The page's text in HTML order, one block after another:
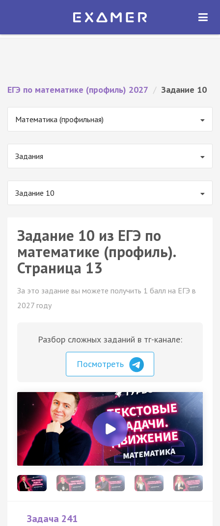
Экзамер — ЕГЭ 2027
ОТКРЫТЬ
ЕГЭ по математике (профиль) 2027 / Задание 10
Математика (профильная)
Задания
Задание 10
Задание 10 из ЕГЭ по
математике (профиль).
Страница 13
За это задание вы можете получить 1 балл на ЕГЭ в
2027 году
Разбор сложных заданий в тг-канале:
Посмотреть
Задача 241